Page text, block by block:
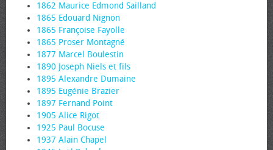
1862 Maurice Edmond Sailland
1865 Edouard Nignon
1865 Françoise Fayolle
1865 Proser Montagné
1877 Marcel Boulestin
1890 Joseph Niels et fils
1895 Alexandre Dumaine
1895 Eugénie Brazier
1897 Fernand Point
1905 Alice Rigot
1925 Paul Bocuse
1937 Alain Chapel